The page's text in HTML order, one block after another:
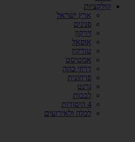
קולקציות
ארץ ישראל
פנינים
זירקון
אופאל
טורקיז
אמטיסט
דרוזי כהה
פרחונית
גרנט
לבבות
4 היסודות
לכלה ולאירועים